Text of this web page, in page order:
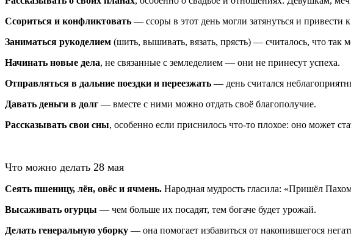
Ссориться и конфликтовать — ссоры в этот день могли затянуться и привести
Заниматься рукоделием (шить, вышивать, вязать, прясть) — считалось, что так
Начинать новые дела, не связанные с земледелием — они не принесут успеха.
Отправляться в дальние поездки и переезжать — день считался
Давать деньги в долг — вместе с ними можно отдать своё благополучие.
Рассказывать свои сны, особенно если приснилось что‑то плохое: оно может
Что можно делать 28 мая
Сеять пшеницу, лён, овёс и ячмень. Народная мудрость гласила: «Пришёл
Высаживать огурцы — чем больше их посадят, тем богаче будет урожай.
Делать генеральную уборку — она помогает избавиться от накопившегося